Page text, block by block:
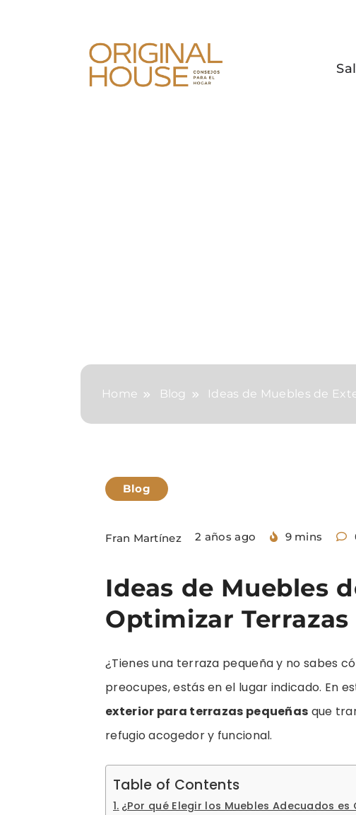
Home Blog Ideas de Muebles de
Blog
Fran Martínez 2 años ago 9 mins
Ideas de Muebles
Optimizar
¿Tienes una terraza pequeña y no sabes
preocupes, estás en el lugar indicado. En
exterior para terrazas pequeñas que
refugio acogedor y funcional.
Table of Contents
¿Por qué Elegir los Muebles Adecuados es